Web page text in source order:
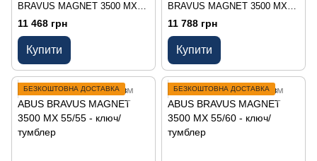
BRAVUS MAGNET 3500 MX
50/70 - ключ/тумблер
11 468 грн
Купити
BRAVUS MAGNET 3500 MX
50/75 - ключ/тумблер
11 788 грн
Купити
БЕЗКОШТОВНА ДОСТАВКА БЕЗКОШТОВНА ДОСТАВКА